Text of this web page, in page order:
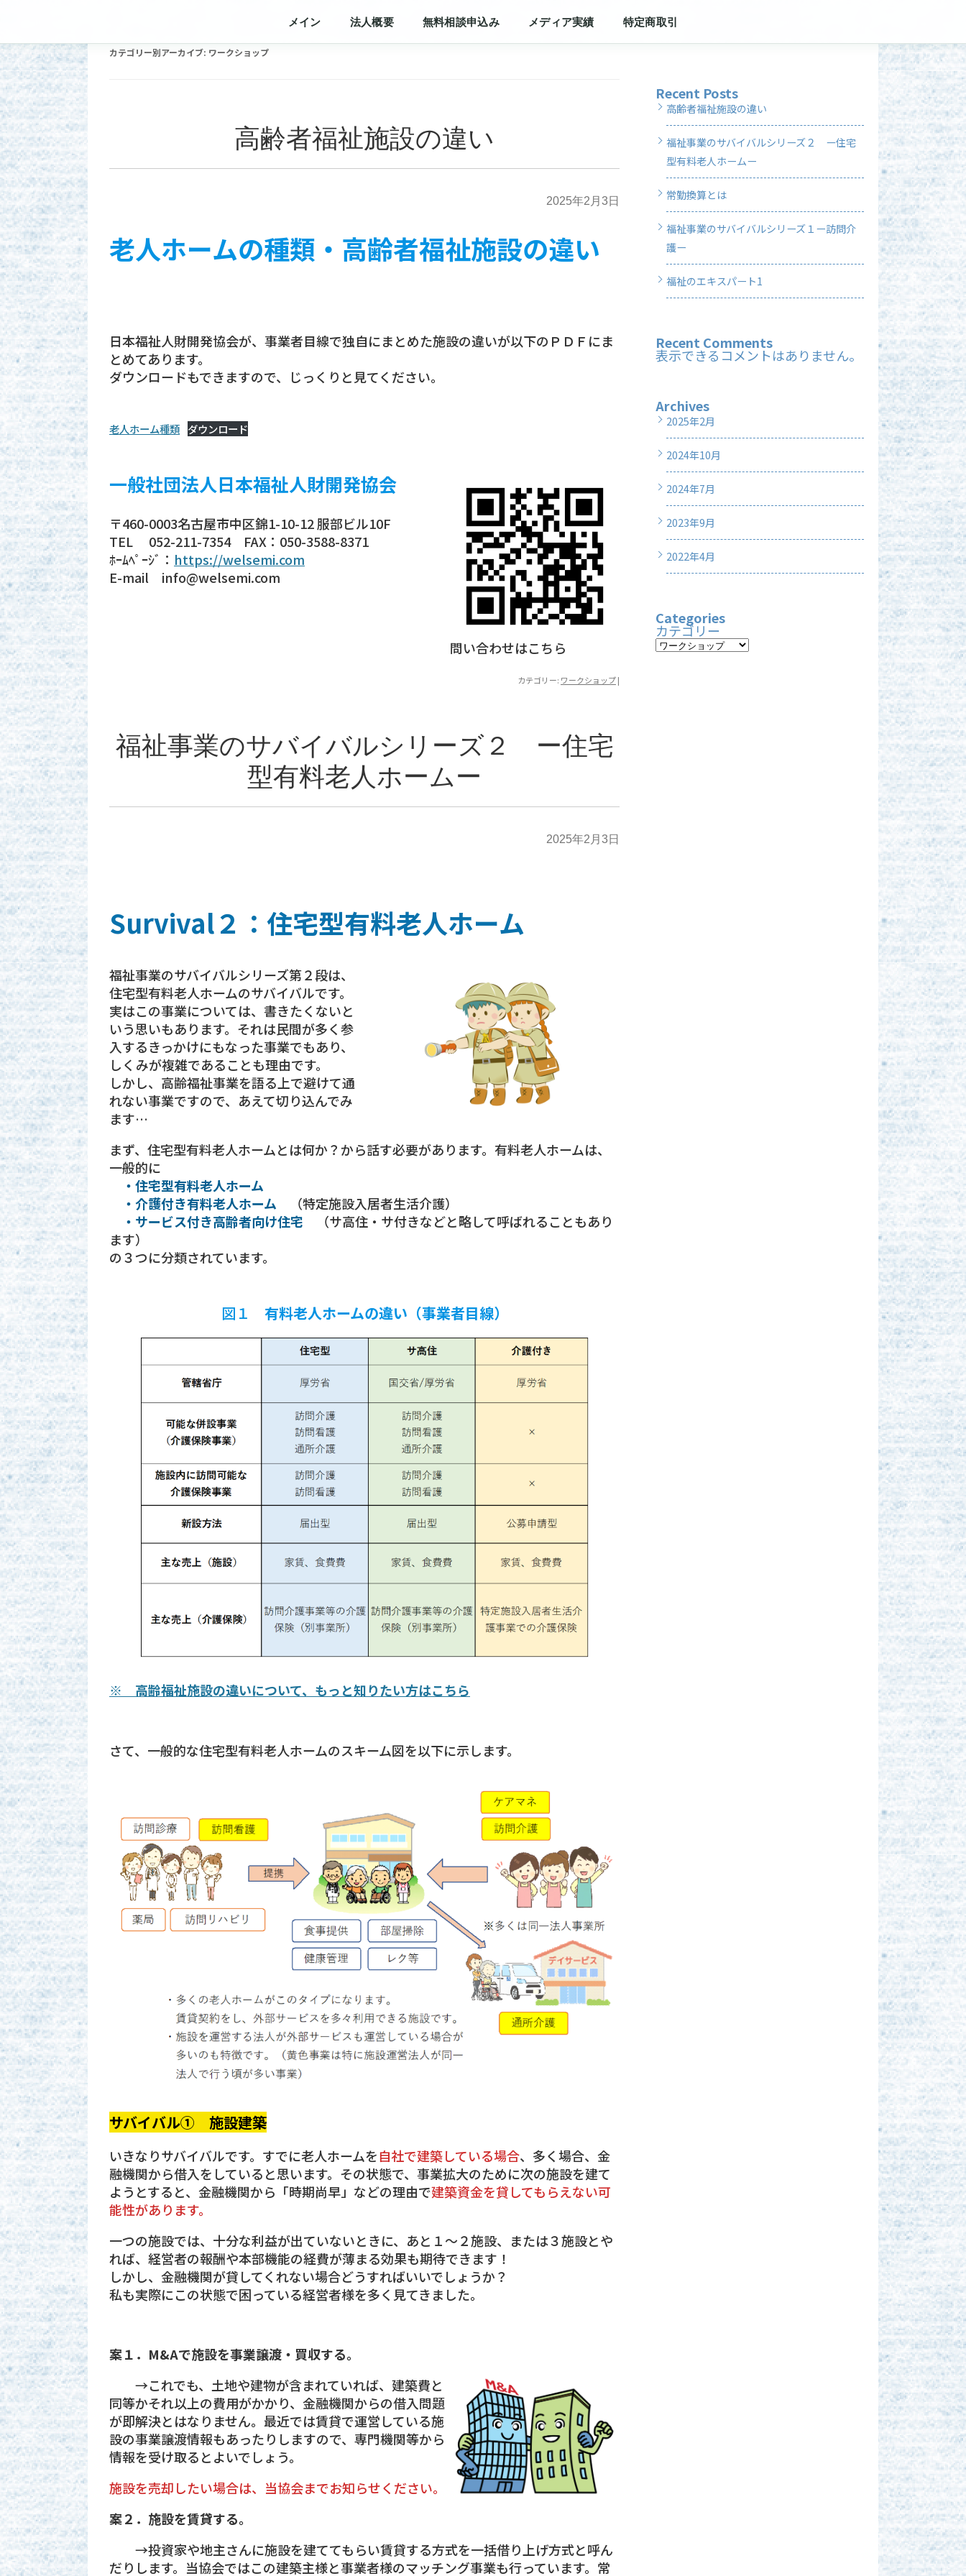
メイン 法人概要 無料相談申込み メディア実績 特定商取引
カテゴリー別アーカイブ: ワークショップ
高齢者福祉施設の違い
2025年2月3日
老人ホームの種類・高齢者福祉施設の違い
日本福祉人財開発協会が、事業者目線で独自にまとめた施設の違いが以下のＰＤＦにま
とめてあります。
ダウンロードもできますので、じっくりと見てください。
老人ホーム種類 ダウンロード
一般社団法人日本福祉人財開発協会
〒460-0003名古屋市中区錦1-10-12 服部ビル10F
TEL 052-211-7354 FAX：050-3588-8371
ﾎｰﾑﾍﾟｰｼﾞ： https://welsemi.com
E-mail info@welsemi.com
問い合わせはこちら
カテゴリー: ワークショップ|
福祉事業のサバイバルシリーズ２ ー住宅
型有料老人ホームー
2025年2月3日
Survival２：住宅型有料老人ホーム
福祉事業のサバイバルシリーズ第２段は、
住宅型有料老人ホームのサバイバルです。
実はこの事業については、書きたくないと
いう思いもあります。それは民間が多く参
入するきっかけにもなった事業でもあり、
しくみが複雑であることも理由です。
しかし、高齢福祉事業を語る上で避けて通
れない事業ですので、あえて切り込んでみ
ます…
まず、住宅型有料老人ホームとは何か？から話す必要があります。有料老人ホームは、
一般的に
・住宅型有料老人ホーム
・介護付き有料老人ホーム （特定施設入居者生活介護）
・サービス付き高齢者向け住宅 （サ高住・サ付きなどと略して呼ばれることもあり
ます）
の３つに分類されています。
図１ 有料老人ホームの違い（事業者目線）
※ 高齢福祉施設の違いについて、もっと知りたい方はこちら
さて、一般的な住宅型有料老人ホームのスキーム図を以下に示します。
サバイバル① 施設建築
いきなりサバイバルです。すでに老人ホームを自社で建築している場合、多く場合、金
融機関から借入をしていると思います。その状態で、事業拡大のために次の施設を建て
ようとすると、金融機関から「時期尚早」などの理由で建築資金を貸してもらえない可
能性があります。
一つの施設では、十分な利益が出ていないときに、あと１～２施設、または３施設とや
れば、経営者の報酬や本部機能の経費が薄まる効果も期待できます！
しかし、金融機関が貸してくれない場合どうすればいいでしょうか？
私も実際にこの状態で困っている経営者様を多く見てきました。
案１．M&Aで施設を事業譲渡・買収する。
→これでも、土地や建物が含まれていれば、建築費と
同等かそれ以上の費用がかかり、金融機関からの借入問題
が即解決とはなりません。最近では賃貸で運営している施
設の事業譲渡情報もあったりしますので、専門機関等から
情報を受け取るとよいでしょう。
施設を売却したい場合は、当協会までお知らせください。
案２．施設を賃貸する。
→投資家や地主さんに施設を建ててもらい賃貸する方式を一括借り上げ方式と呼ん
だりします。当協会ではこの建築主様と事業者様のマッチング事業も行っています。常
Recent Posts
高齢者福祉施設の違い
福祉事業のサバイバルシリーズ２ ー住宅
型有料老人ホームー
常勤換算とは
福祉事業のサバイバルシリーズ１ー訪問介
護ー
福祉のエキスパート1
Recent Comments
表示できるコメントはありません。
Archives
2025年2月
2024年10月
2024年7月
2023年9月
2022年4月
Categories
カテゴリー